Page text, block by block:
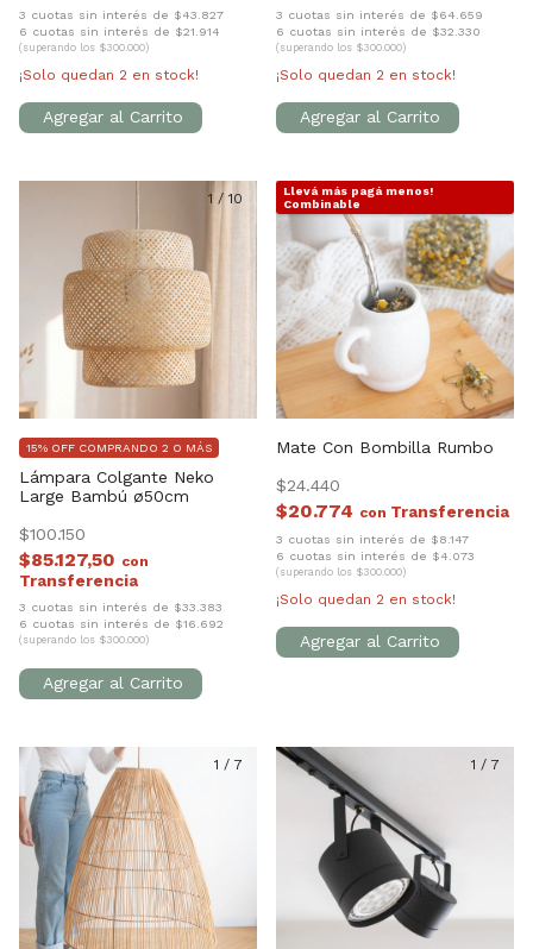
3 cuotas sin interés de $43.827
6 cuotas sin interés de $21.914
(superando los $300.000)
¡Solo quedan 2 en stock!
3 cuotas sin interés de $64.659
6 cuotas sin interés de $32.330
(superando los $300.000)
¡Solo quedan 2 en stock!
1 /10
Lámpara Colgante Neko
Large Bambú ø50cm
$100.150
15% OFF COMPRANDO 2 O MÁS
$85.127,50 con
3 cuotas sin interés de $33.383
6 cuotas sin interés de $16.692
(superando los $300.000)
Llevá más pagá menos!
Combinable
Mate Con Bombilla Rumbo
$24.440
$20.774 con
3 cuotas sin interés de $8.147
6 cuotas sin interés de $4.073
(superando los $300.000)
¡Solo quedan 2 en stock!
1 / 7 1 / 7